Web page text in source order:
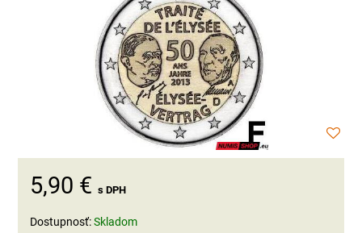
5,90 € s DPH
Dostupnosť:Skladom